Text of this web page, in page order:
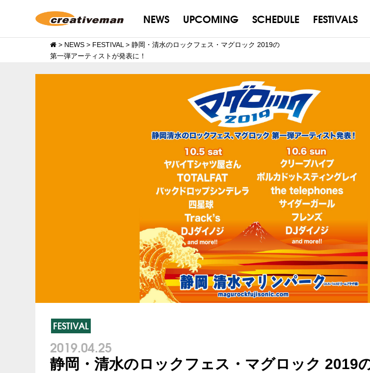
NEWS UPCOMING SCHEDULE FESTIVALS
> NEWS > FESTIVAL > 静岡・清水のロックフェス・マグロック 2019の
第一弾アーティストが発表に！
FESTIVAL
2019.04.25
静岡・清水のロックフェス・マグロック 2019